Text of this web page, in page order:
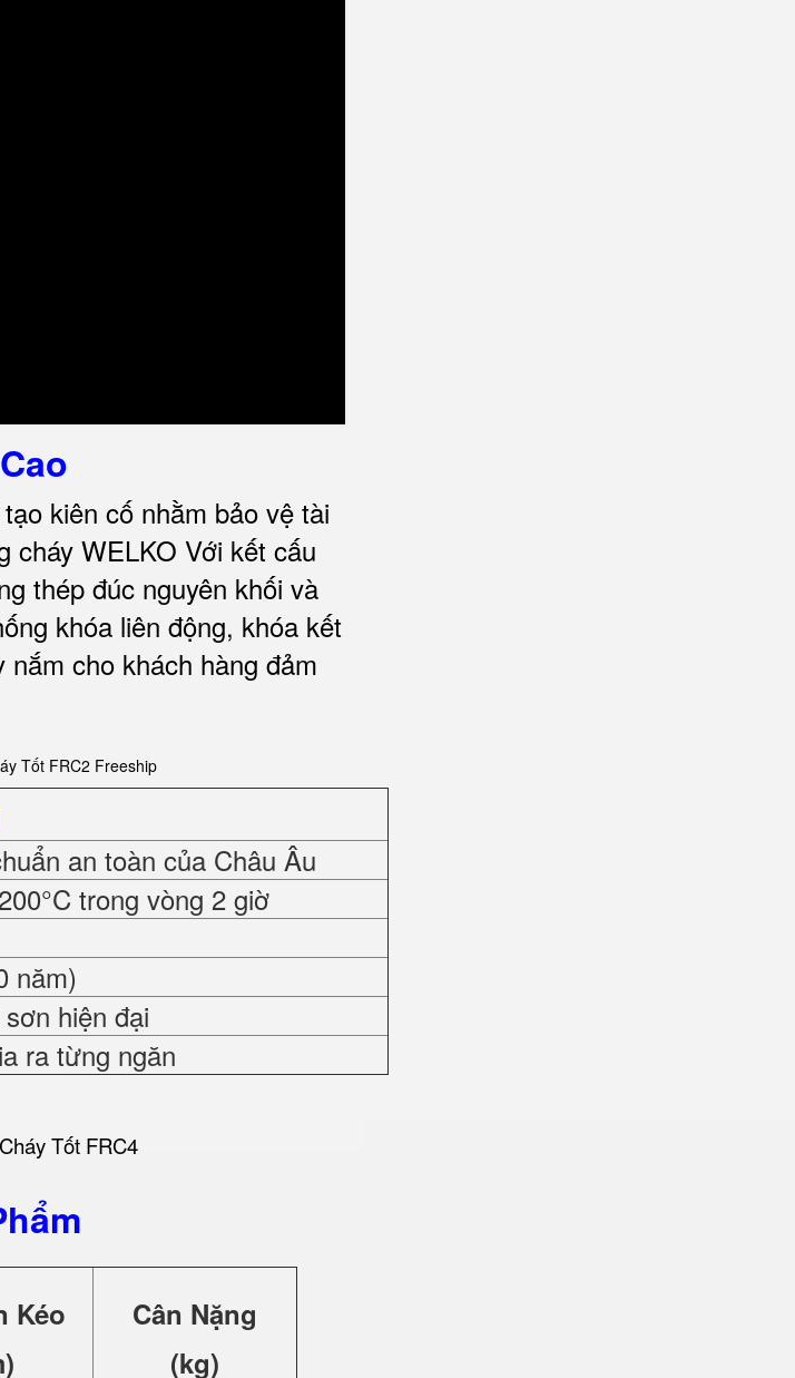
kiên cố nhằm bảo vệ tài
cháy WELKO Với kết cấu
thép đúc nguyên khối và
khóa liên động, khóa kết
cho khách hàng đảm
an toàn của Châu Âu
trong vòng 2 giờ
năm)
hiện đại
ra từng ngăn
Kéo
Cân Nặng
(kg)